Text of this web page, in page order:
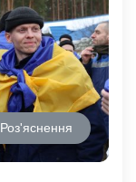
Роз'яснення